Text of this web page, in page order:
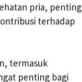
pria, penting
terhadap
termasuk
penting bagi